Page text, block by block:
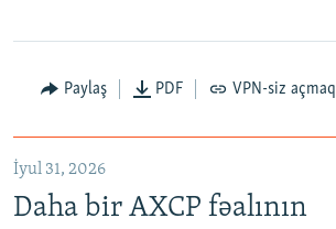
Paylaş PDF VPN-siz açmaq
İyul 31, 2026
Daha bir AXCP fəalının